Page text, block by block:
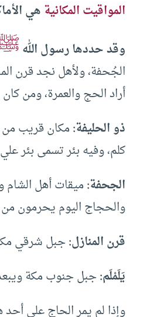
المواقيت المكانيةهي
وقد حددها رسول الله
الجُحفة، ولأهل نجد قرن
أراد الحج والعمرة، ومن
‏ذو الحليفة:
كلم، وفيه بئر تسمى بئر
الجحفة:
والحجاج اليوم يحرمون من
قرن المنازل:جبل شرقي مكة يبعد عنها 94 كلم، وهو
يَلَمْلَم:جبل جنوب مكة ويبعد
وإذا لم يمر الحاج على